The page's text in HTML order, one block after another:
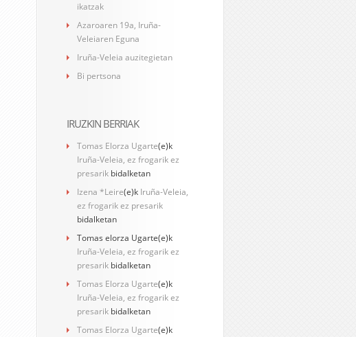
ikatzak
Azaroaren 19a, Iruña-
Veleiaren Eguna
Iruña-Veleia auzitegietan
Bi pertsona
IRUZKIN BERRIAK
Tomas Elorza Ugarte(e)k
Iruña-Veleia, ez frogarik ez
presarik bidalketan
Izena *Leire(e)k Iruña-Veleia,
ez frogarik ez presarik
bidalketan
Tomas elorza Ugarte(e)k
Iruña-Veleia, ez frogarik ez
presarik bidalketan
Tomas Elorza Ugarte(e)k
Iruña-Veleia, ez frogarik ez
presarik bidalketan
Tomas Elorza Ugarte(e)k